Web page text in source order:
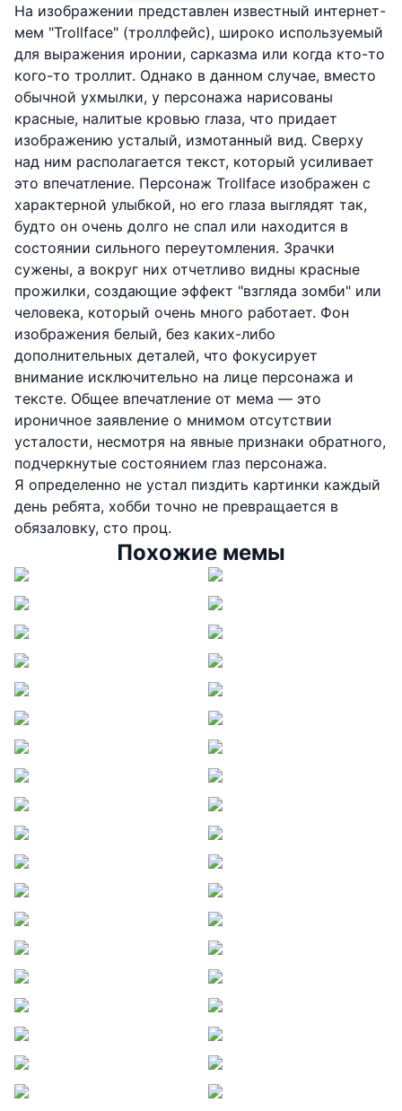
На изображении представлен известный интернет-
мем "Trollface" (троллфейс), широко используемый
для выражения иронии, сарказма или когда кто-то
кого-то троллит. Однако в данном случае, вместо
обычной ухмылки, у персонажа нарисованы
красные, налитые кровью глаза, что придает
изображению усталый, измотанный вид. Сверху
над ним располагается текст, который усиливает
это впечатление. Персонаж Trollface изображен с
характерной улыбкой, но его глаза выглядят так,
будто он очень долго не спал или находится в
состоянии сильного переутомления. Зрачки
сужены, а вокруг них отчетливо видны красные
прожилки, создающие эффект "взгляда зомби" или
человека, который очень много работает. Фон
изображения белый, без каких-либо
дополнительных деталей, что фокусирует
внимание исключительно на лице персонажа и
тексте. Общее впечатление от мема — это
ироничное заявление о мнимом отсутствии
усталости, несмотря на явные признаки обратного,
подчеркнутые состоянием глаз персонажа.
Я определенно не устал пиздить картинки каждый
день ребята, хобби точно не превращается в
обязаловку, сто проц.
Похожие мемы